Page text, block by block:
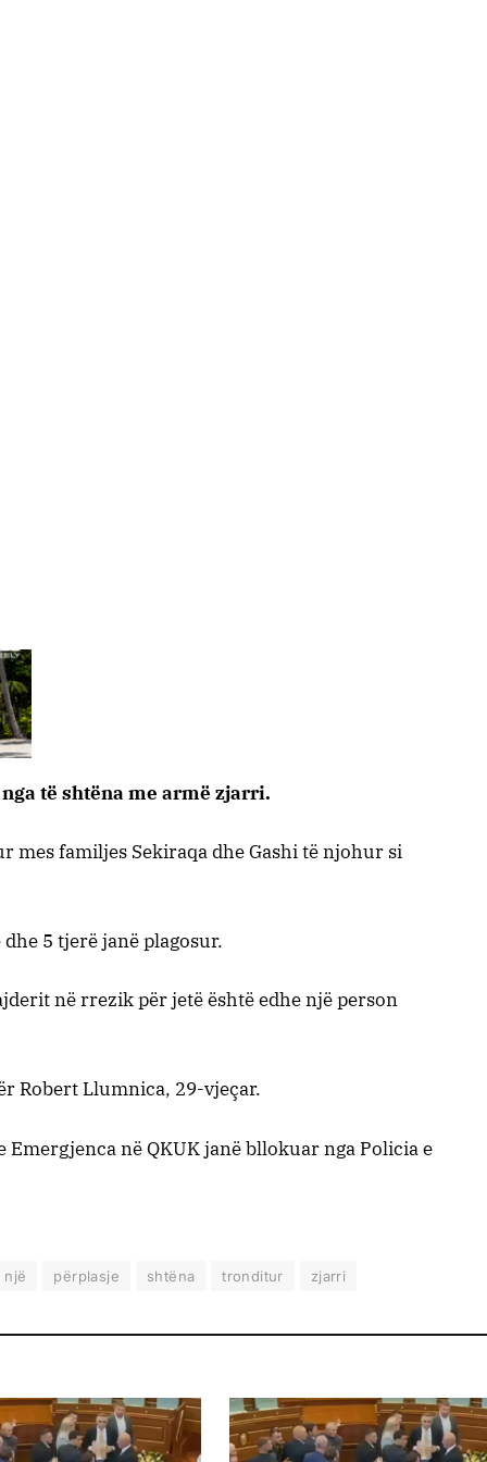
të shtëna me armë zjarri.
mes familjes Sekiraqa dhe Gashi të njohur si
5 tjerë janë plagosur.
në rrezik për jetë është edhe një person
Robert Llumnica, 29-vjeçar.
Emergjenca në QKUK janë bllokuar nga Policia e
një përplasje shtëna tronditur zjarri